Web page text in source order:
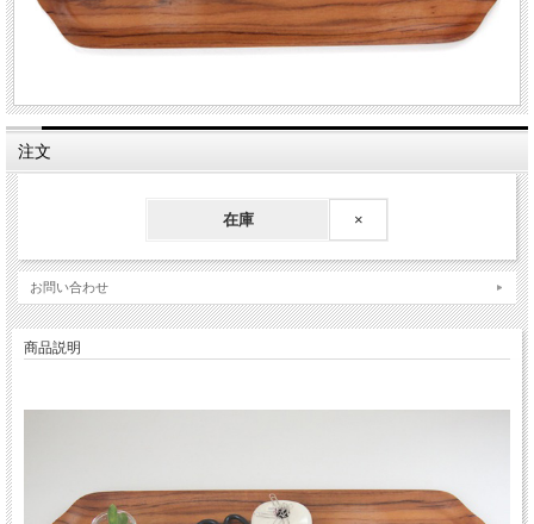
注文
在庫 ×
お問い合わせ
商品説明